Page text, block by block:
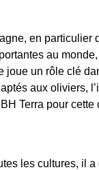
en particulier
au
un rôle clé
aux oliviers,
Terra pour cette
les cultures, il